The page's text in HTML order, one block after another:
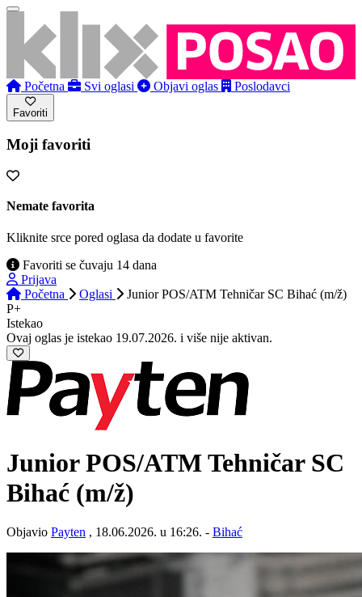
Početna Svi oglasi Objavi oglas Poslodavci
Favoriti
Moji favoriti
Nemate favorita
Kliknite srce pored oglasa da dodate u favorite
Favoriti se čuvaju 14 dana
Prijava
Početna
Oglasi
Junior POS/ATM Tehničar SC Bihać (m/ž)
P+
Istekao
Ovaj oglas je istekao 19.07.2026. i više nije aktivan.
Junior POS/ATM Tehničar SC
Bihać (m/ž)
Objavio Payten , 18.06.2026. u 16:26. - Bihać